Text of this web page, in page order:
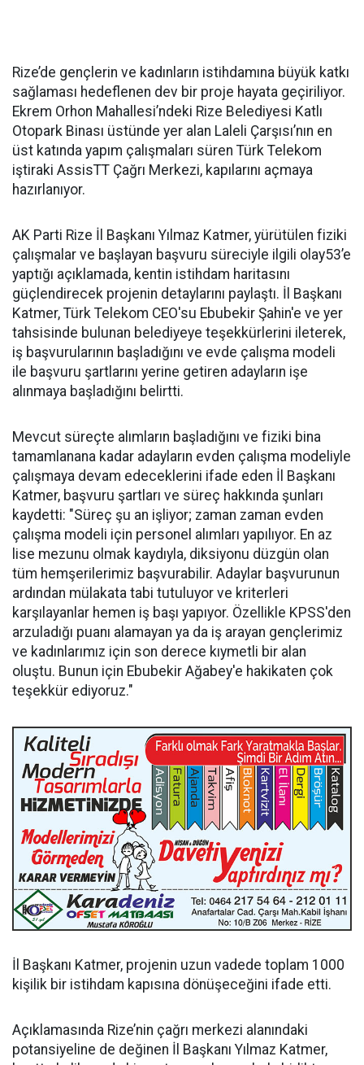
Rize’de gençlerin ve kadınların istihdamına büyük katkı
sağlaması hedeflenen dev bir proje hayata geçiriliyor.
Ekrem Orhon Mahallesi’ndeki Rize Belediyesi Katlı
Otopark Binası üstünde yer alan Laleli Çarşısı’nın en
üst katında yapım çalışmaları süren Türk Telekom
iştiraki AssisTT Çağrı Merkezi, kapılarını açmaya
hazırlanıyor.
AK Parti Rize İl Başkanı Yılmaz Katmer, yürütülen fiziki
çalışmalar ve başlayan başvuru süreciyle ilgili olay53’e
yaptığı açıklamada, kentin istihdam haritasını
güçlendirecek projenin detaylarını paylaştı. İl Başkanı
Katmer, Türk Telekom CEO'su Ebubekir Şahin'e ve yer
tahsisinde bulunan belediyeye teşekkürlerini ileterek,
iş başvurularının başladığını ve evde çalışma modeli
ile başvuru şartlarını yerine getiren adayların işe
alınmaya başladığını belirtti.
Mevcut süreçte alımların başladığını ve fiziki bina
tamamlanana kadar adayların evden çalışma modeliyle
çalışmaya devam edeceklerini ifade eden İl Başkanı
Katmer, başvuru şartları ve süreç hakkında şunları
kaydetti: "Süreç şu an işliyor; zaman zaman evden
çalışma modeli için personel alımları yapılıyor. En az
lise mezunu olmak kaydıyla, diksiyonu düzgün olan
tüm hemşerilerimiz başvurabilir. Adaylar başvurunun
ardından mülakata tabi tutuluyor ve kriterleri
karşılayanlar hemen iş başı yapıyor. Özellikle KPSS'den
arzuladığı puanı alamayan ya da iş arayan gençlerimiz
ve kadınlarımız için son derece kıymetli bir alan
oluştu. Bunun için Ebubekir Ağabey'e hakikaten çok
teşekkür ediyoruz."
İl Başkanı Katmer, projenin uzun vadede toplam 1000
kişilik bir istihdam kapısına dönüşeceğini ifade etti.
Açıklamasında Rize’nin çağrı merkezi alanındaki
potansiyeline de değinen İl Başkanı Yılmaz Katmer,